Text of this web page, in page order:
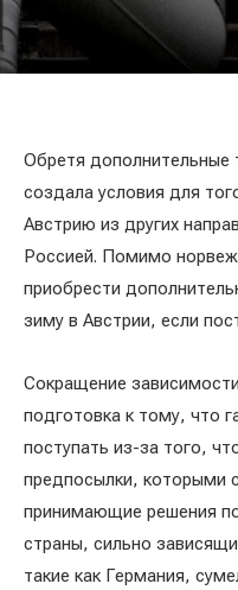
Обретя
создала условия для
Австрию из других
Россией. Помимо
приобрести
зиму в Австрии, если
Сокращение
подготовка к тому, что
поступать из-за того,
предпосылки, которыми
принимающие решения
страны, сильно
такие как Германия,